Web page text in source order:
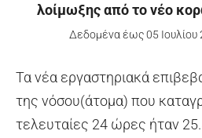
λοίμωξης από το νέο
Δεδομένα έως 05
Τα νέα εργαστηριακά
της νόσου(άτομα) που
τελευταίες 24 ώρες ήταν